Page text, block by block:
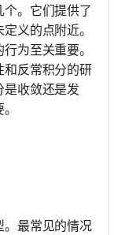
。它们提供了
义的点附近。
为至关重要。
和反常积分的研
是收敛还是发
。最常见的情况